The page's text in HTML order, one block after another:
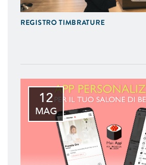
REGISTRO TIMBRATURE
12
MAG